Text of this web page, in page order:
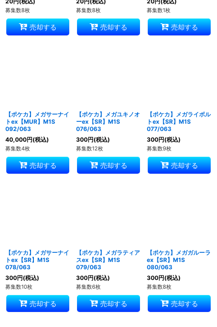
募集数8枚
売却する
募集数8枚
売却する
募集数1枚
売却する
【ポケカ】メガサーナイ
トex【MUR】M1S
092/063
40,000円(税込)
募集数4枚
売却する
【ポケカ】メガユキノオ
ーex【SR】M1S
076/063
300円(税込)
募集数12枚
売却する
【ポケカ】メガライボル
トex【SR】M1S
077/063
300円(税込)
募集数9枚
売却する
【ポケカ】メガサーナイ
トex【SR】M1S
078/063
300円(税込)
募集数10枚
売却する
【ポケカ】メガラティア
スex【SR】M1S
079/063
300円(税込)
募集数6枚
売却する
【ポケカ】メガガルーラ
ex【SR】M1S
080/063
300円(税込)
募集数8枚
売却する